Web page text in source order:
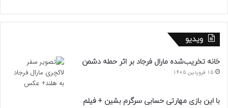
ویدیو
خانه تخریب‌شده مارال فرجاد بر اثر حمله دشمن
15 فروردین 1405
با این بازی مهارتی حسابی سرگرم بشین + فیلم